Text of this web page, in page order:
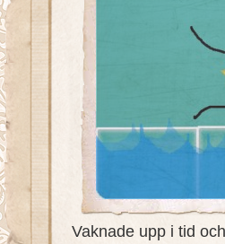
Vaknade upp i tid